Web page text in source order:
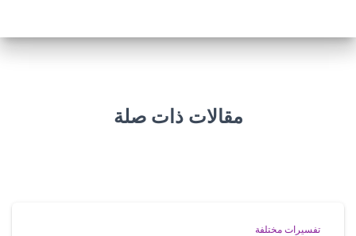
مقالات ذات صلة
تفسيرات مختلفة